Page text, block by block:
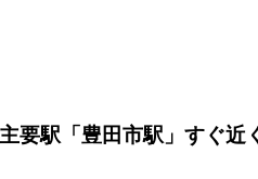
要駅「豊田市駅」すぐ